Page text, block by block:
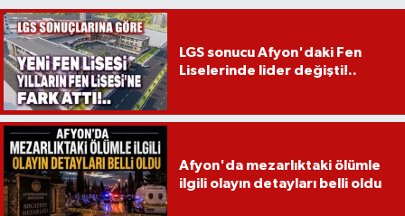
LGS sonucu Afyon'daki Fen
Liselerinde lider değişti!..
Afyon'da mezarlıktaki ölümle
ilgili olayın detayları belli oldu